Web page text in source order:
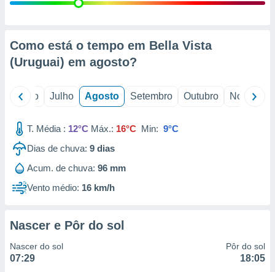
através
estudos
1199
Como está o tempo em Bella Vista
(Uruguai) em agosto?
Junho Julho Agosto Setembro Outubro Novembro
T. Média : 12°C Máx.: 16°C Min: 9°C
Dias de chuva: 9 dias
Acum. de chuva: 96 mm
Vento médio: 16 km/h
Nascer e Pôr do sol
Nascer do sol
07:29
Pôr do sol
18:05